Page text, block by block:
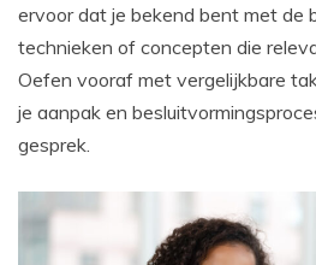
ervoor dat je bekend bent met de
technieken of concepten die
Oefen vooraf met vergelijkbare
je aanpak en
gesprek.